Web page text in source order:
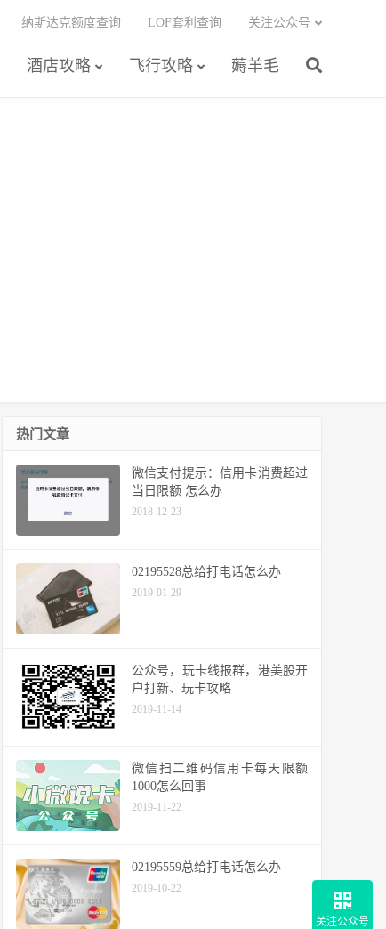
酒店攻略 飞行攻略 薅羊毛
纳斯达克额度查询 LOF套利查询 关注公众号
热门文章
微信支付提示：信用卡消费超过
当日限额 怎么办
2018-12-23
02195528总给打电话怎么办
2019-01-29
公众号，玩卡线报群，港美股开
户打新、玩卡攻略
2019-11-14
微信扫二维码信用卡每天限额
1000怎么回事
2019-11-22
02195559总给打电话怎么办
2019-10-22
关注公众号